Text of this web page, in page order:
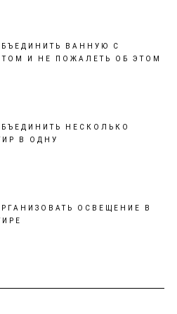
ВАННУЮ С
И НЕ ПОЖАЛЕТЬ ОБ ЭТОМ
НЕСКОЛЬКО
В ОДНУ
ОСВЕЩЕНИЕ В